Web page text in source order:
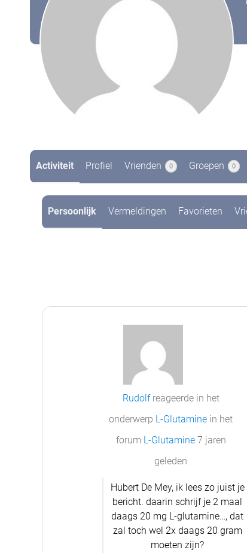
Activiteit Profiel Vrienden 0 Groepen 0
Persoonlijk Vermeldingen Favorieten
Rudolfreageerde in het
onderwerp L-Glutamine in het
forum L-Glutamine 7 jaren
geleden
Hubert De Mey, ik lees zo juist je
bericht. daarin schrijf je 2 maal
daags 20 mg L-glutamine…, dat
zal toch wel 2x daags 20 gram
moeten zijn?